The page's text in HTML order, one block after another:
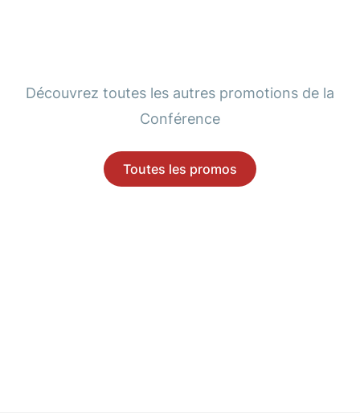
Découvrez toutes les autres promotions de la
Conférence
Toutes les promos